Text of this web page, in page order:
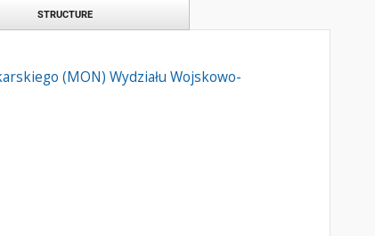
STRUCTURE
(MON) Wydziału Wojskowo-